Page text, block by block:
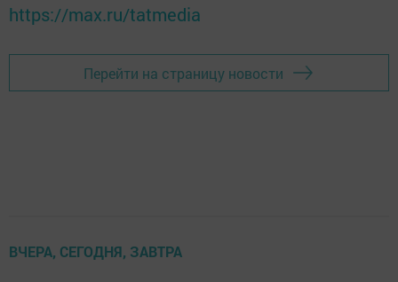
https://max.ru/tatmedia
Перейти на страницу новости
ВЧЕРА, СЕГОДНЯ, ЗАВТРА